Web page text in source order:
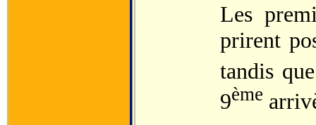
Les
prirent
tandis
9ème